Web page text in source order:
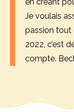
Je voulais
passion tout
2022, c’est
compte.